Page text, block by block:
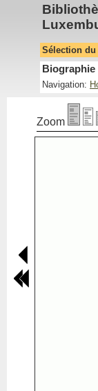
Sélection
Biographie
Navigation:
Zoom